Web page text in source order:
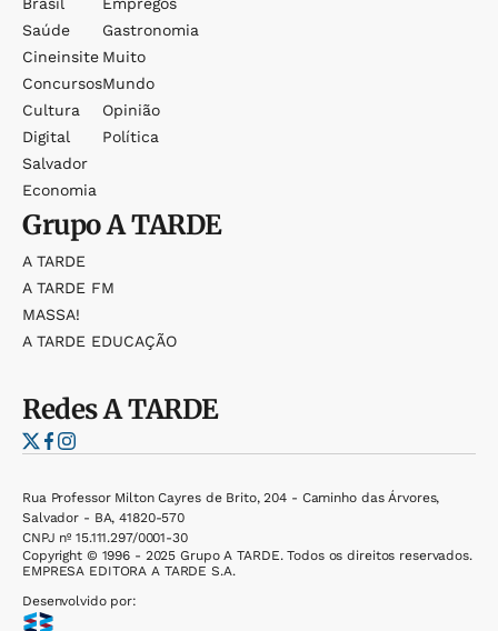
Saúde
Cineinsite
Concursos
Cultura
Digital
Salvador
Economia
Gastronomia
Muito
Mundo
Opinião
Política
GrupoA TARDE
A TARDE
A TARDE FM
MASSA!
A TARDE EDUCAÇÃO
RedesA TARDE
Rua Professor Milton Cayres de Brito, 204 - Caminho das Árvores,
Salvador - BA, 41820-570
CNPJ nº 15.111.297/0001-30
Copyright © 1996 - 2025 Grupo A TARDE. Todos os direitos reservados.
EMPRESA EDITORA A TARDE S.A.
Desenvolvido por: